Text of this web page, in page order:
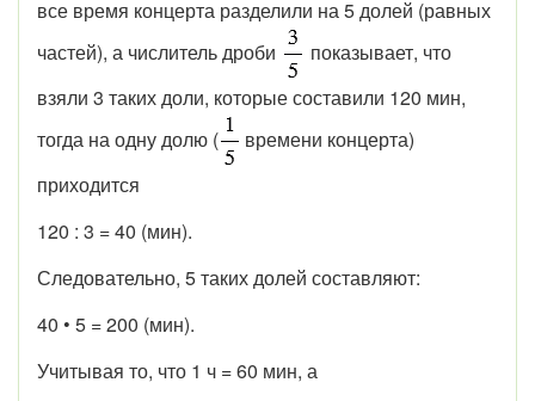
все время концерта разделили на 5 долей (равных
частей), а числитель дроби
показывает, что
взяли 3 таких доли, которые составили 120 мин,
тогда на одну долю (
времени концерта)
приходится
120 : 3 = 40 (мин).
Следовательно, 5 таких долей составляют:
40 • 5 = 200 (мин).
Учитывая то, что 1 ч = 60 мин, а